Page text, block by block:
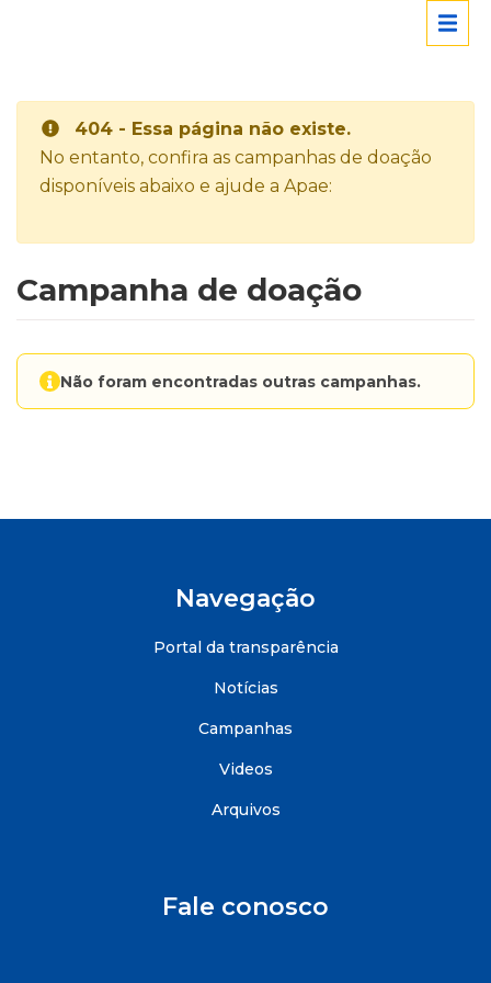
404 - Essa página não existe.
No entanto, confira as campanhas de doação
disponíveis abaixo e ajude a Apae:
Campanha de doação
Não foram encontradas outras campanhas.
Navegação
Portal da transparência
Notícias
Campanhas
Videos
Arquivos
Fale conosco